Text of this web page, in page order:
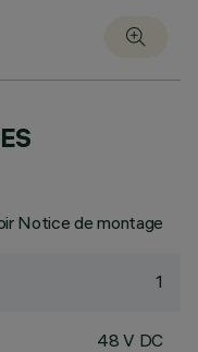
Notice de montage
1
48 V DC